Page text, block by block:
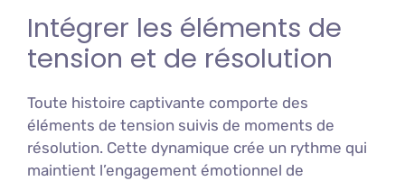
Intégrer les éléments de
tension et de résolution
Toute histoire captivante comporte des
éléments de tension suivis de moments de
résolution. Cette dynamique crée un rythme qui
maintient l’engagement émotionnel de